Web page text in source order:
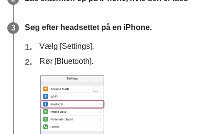
Søg efter headsettet på en iPhone.
Vælg [Settings].
Rør [Bluetooth].